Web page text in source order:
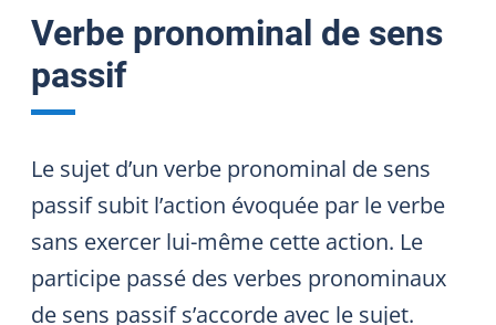
Verbe pronominal de sens
passif
Le sujet d’un verbe pronominal de sens
passif subit l’action évoquée par le verbe
sans exercer lui-même cette action. Le
participe passé des verbes pronominaux
de sens passif s’accorde avec le sujet.